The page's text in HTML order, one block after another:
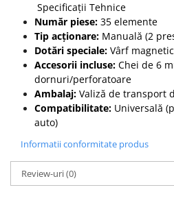
Specificații Tehnice
Număr piese: 35 elemente
Tip acționare: Manuală (2
Dotări speciale: Vârf
Accesorii incluse: Chei de 6
dornuri/perforatoare
Ambalaj: Valiză de transport
Compatibilitate: Universală
auto)
Informatii conformitate produs
Review-uri(0)